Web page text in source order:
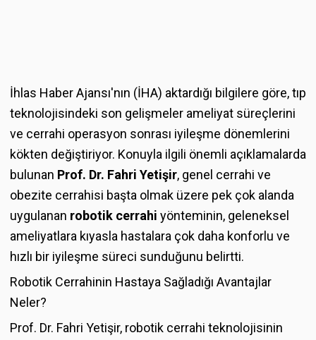
İhlas Haber Ajansı'nın (İHA) aktardığı bilgilere göre, tıp
teknolojisindeki son gelişmeler ameliyat süreçlerini
ve cerrahi operasyon sonrası iyileşme dönemlerini
kökten değiştiriyor. Konuyla ilgili önemli açıklamalarda
bulunan Prof. Dr. Fahri Yetişir, genel cerrahi ve
obezite cerrahisi başta olmak üzere pek çok alanda
uygulanan robotik cerrahi yönteminin, geleneksel
ameliyatlara kıyasla hastalara çok daha konforlu ve
hızlı bir iyileşme süreci sunduğunu belirtti.
Robotik Cerrahinin Hastaya Sağladığı Avantajlar
Neler?
Prof. Dr. Fahri Yetişir, robotik cerrahi teknolojisinin